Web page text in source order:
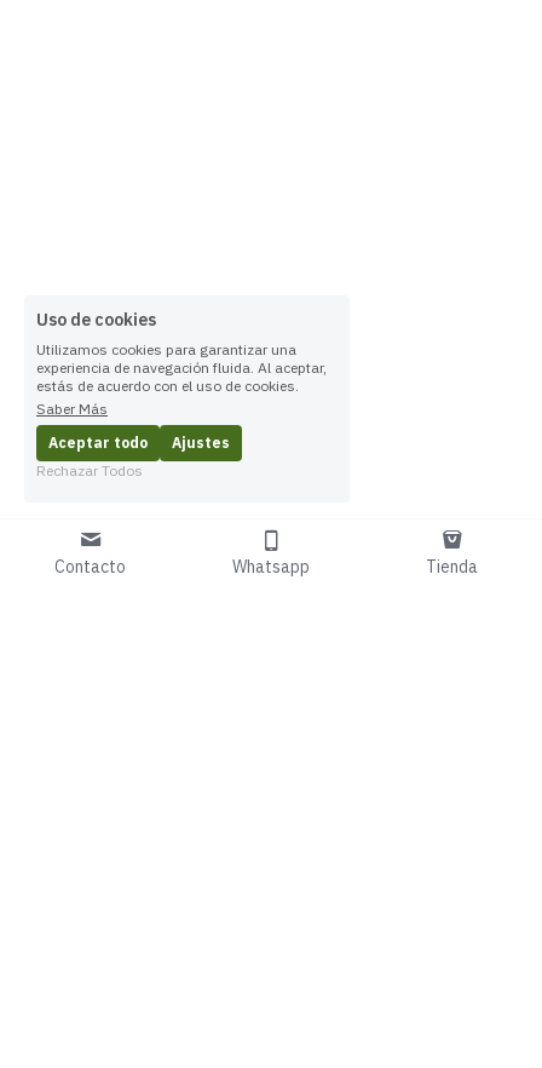
Contacto Whatsapp Tienda
Uso de cookies
Utilizamos cookies para garantizar una
experiencia de navegación fluida. Al aceptar,
estás de acuerdo con el uso de cookies.
Saber Más
Aceptar todo
Ajustes
Rechazar Todos